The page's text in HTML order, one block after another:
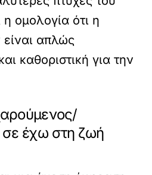
ομολογία ότι η
απλώς
καθοριστική για την
έχω στη ζωή